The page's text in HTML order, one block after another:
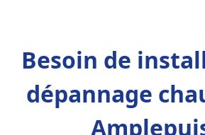
Besoin de
dépannage